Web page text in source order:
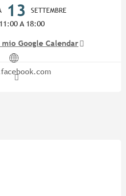
13 SETTEMBRE
A 18:00
Google Calendar